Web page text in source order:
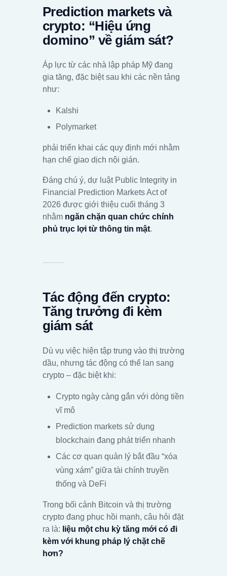
Prediction markets và
crypto: “Hiệu ứng
domino” về giám sát?
Áp lực từ các nhà lập pháp Mỹ đang
gia tăng, đặc biệt sau khi các nền tảng
như:
Kalshi
Polymarket
phải triển khai các quy định mới nhằm
hạn chế giao dịch nội gián.
Đáng chú ý, dự luật Public Integrity in
Financial Prediction Markets Act of
2026 được giới thiệu cuối tháng 3
nhằm ngăn chặn quan chức chính
phủ trục lợi từ thông tin mật.
Tác động đến crypto:
Tăng trưởng đi kèm
giám sát
Dù vụ việc hiện tập trung vào thị trường
dầu, nhưng tác động có thể lan sang
crypto – đặc biệt khi:
Crypto ngày càng gắn với dòng tiền
vĩ mô
Prediction markets sử dụng
blockchain đang phát triển nhanh
Các cơ quan quản lý bắt đầu “xóa
vùng xám” giữa tài chính truyền
thống và DeFi
Trong bối cảnh Bitcoin và thị trường
crypto đang phục hồi mạnh, câu hỏi đặt
ra là: liệu một chu kỳ tăng mới có đi
kèm với khung pháp lý chặt chẽ
hơn?